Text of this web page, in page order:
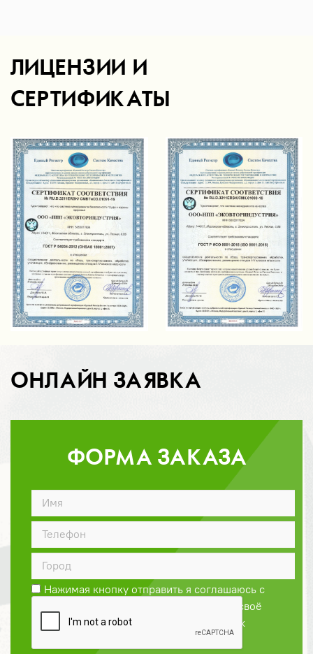
ЛИЦЕНЗИИ И
СЕРТИФИКАТЫ
ОНЛАЙН ЗАЯВКА
ФОРМА ЗАКАЗА
Нажимая кнопку отправить я соглашаюсь с
и даю своё
согласие на обработку персональных